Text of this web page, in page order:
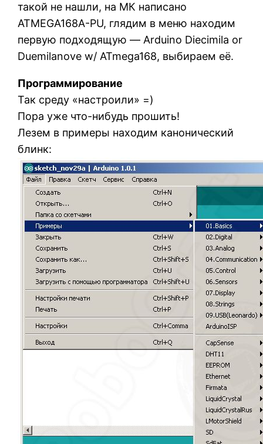
такой не нашли, на МК написано
ATMEGA168A-PU, глядим в меню находим
первую подходящую — Arduino Diecimila or
Duemilanove w/ ATmega168, выбираем её.
Программирование
Так среду «настроили» =)
Пора уже что-нибудь прошить!
Лезем в примеры находим канонический
блинк: